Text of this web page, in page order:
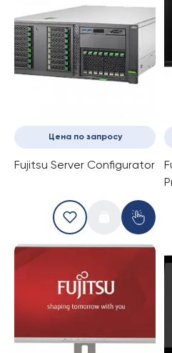
Цена по запросу
Fujitsu Server Configurator